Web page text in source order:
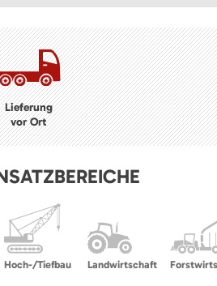
Lieferung
vor Ort
Hoch-/Tiefbau Landwirtschaft